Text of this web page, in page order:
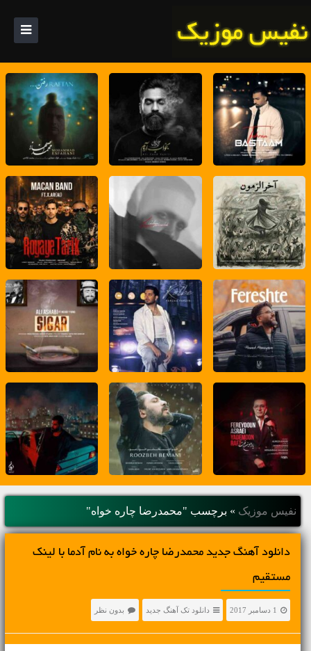
نفیس موزیک » برچسب "محمدرضا چاره خواه"
دانلود آهنگ جديد محمدرضا چاره خواه به نام آدما با لینک
مستقیم
1 دسامبر 2017 دانلود تک آهنگ جدید بدون نظر